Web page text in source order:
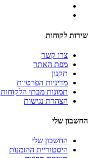
שירות לקוחות
צרו קשר
מפת האתר
תקנון
מדיניות הפרטיות
תמונות מבתי הלקוחות
הצהרת נגישות
החשבון שלי
החשבון שלי
היסטוריית ההזמנות